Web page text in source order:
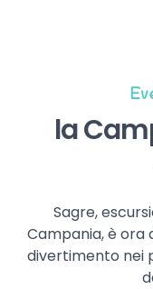
la
Sagre,
Campania, è ora
divertimento nei